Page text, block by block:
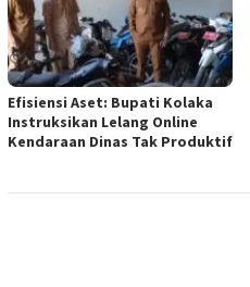
Efisiensi Aset: Bupati Kolaka
Instruksikan Lelang Online
Kendaraan Dinas Tak Produktif